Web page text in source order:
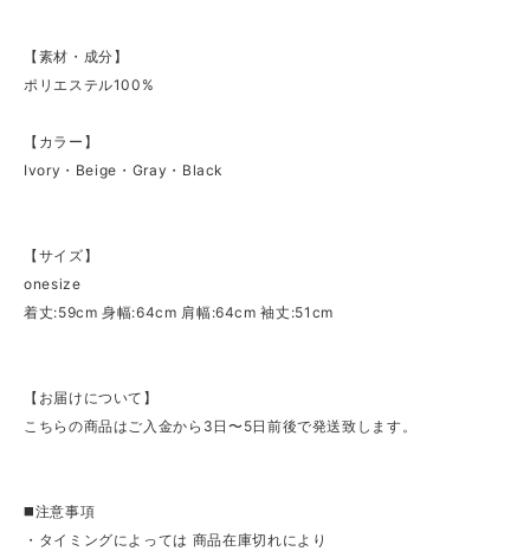
【素材・成分】
ポリエステル100%
【カラー】
Ivory・Beige・Gray・Black
【サイズ】
onesize
着丈:59cm 身幅:64cm 肩幅:64cm 袖丈:51cm
【お届けについて】
こちらの商品はご入金から3日〜5日前後で発送致します。
◼️注意事項
・タイミングによっては 商品在庫切れにより